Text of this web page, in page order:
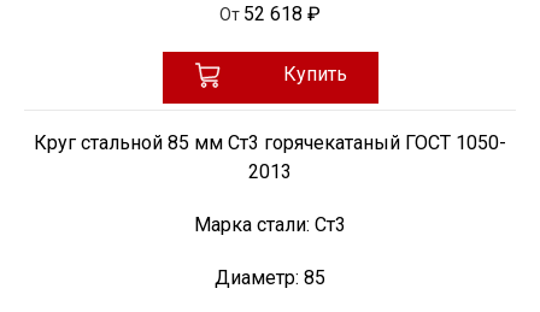
От 52 618 ₽
Купить
Круг стальной 85 мм Ст3 горячекатаный ГОСТ 1050-
2013
Марка стали: Ст3
Диаметр: 85